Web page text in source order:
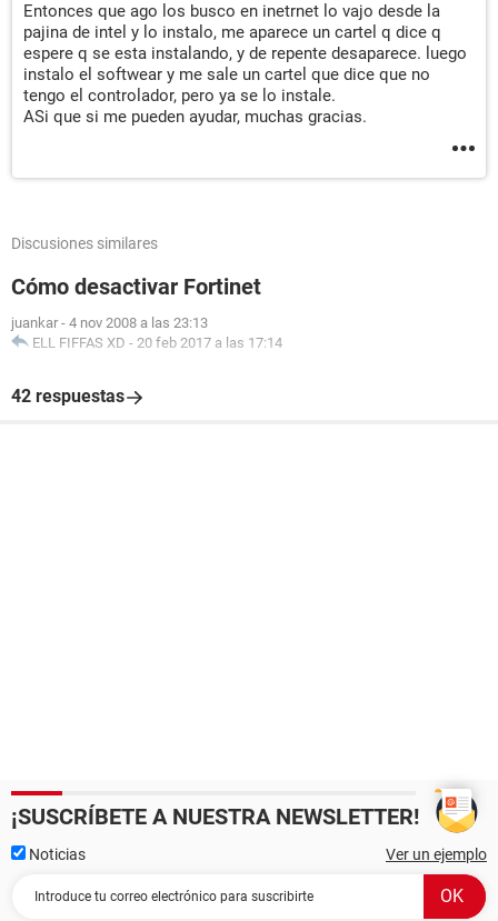
Entonces que ago los busco en inetrnet lo vajo desde la
pajina de intel y lo instalo, me aparece un cartel q dice q
espere q se esta instalando, y de repente desaparece. luego
instalo el softwear y me sale un cartel que dice que no
tengo el controlador, pero ya se lo instale.
ASi que si me pueden ayudar, muchas gracias.
Discusiones similares
Cómo desactivar Fortinet
juankar - 4 nov 2008 a las 23:13
ELL FIFFAS XD - 20 feb 2017 a las 17:14
42 respuestas
¡SUSCRÍBETE A NUESTRA NEWSLETTER!
Noticias Ver un ejemplo